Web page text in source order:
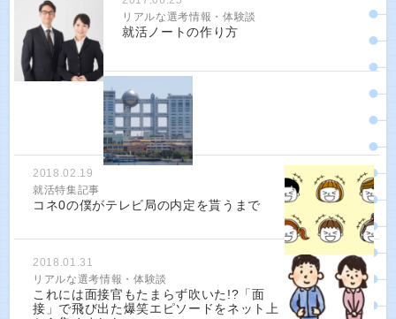
リアルな選考情報・体験談
就活ノートの作り方
2018.02.19
就活特集記事
コネ0の僕がテレビ局の内定を貰うまで
2018.01.31
リアルな選考情報・体験談
これには面接官もたまらず吹いた!?「面
接」で飛び出た爆笑エピソードをネット上